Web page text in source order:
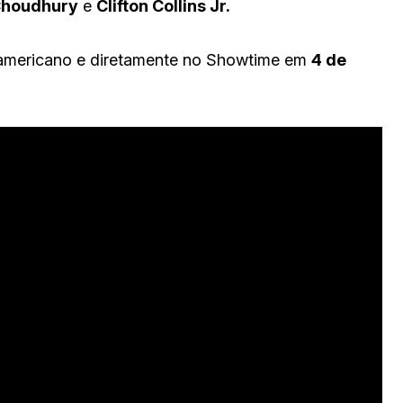
e Clifton Collins Jr.
e diretamente no Showtime em 4 de